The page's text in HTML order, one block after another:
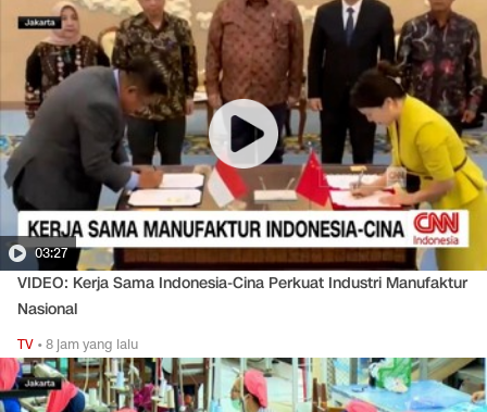
03:27
VIDEO: Kerja Sama Indonesia-Cina Perkuat Industri Manufaktur
Nasional
TV •8 jam yang lalu